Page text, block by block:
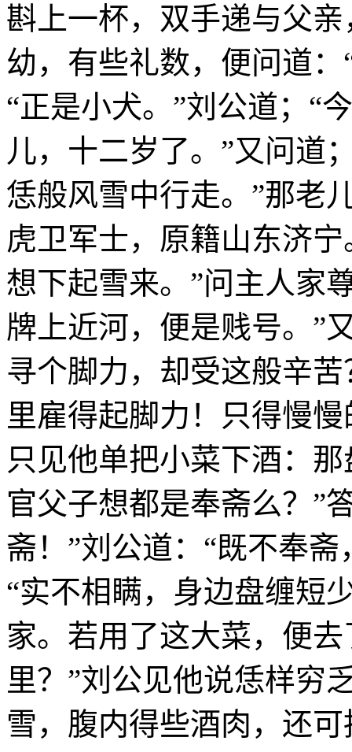
斟上一杯，双手递与父
幼，有些礼数，便问道
“正是小犬。”刘公道；“
儿，十二岁了。”又问道
恁般风雪中行走。”那老
虎卫军士，原籍山东济
想下起雪来。”问主人家
牌上近河，便是贱号。”
寻个脚力，却受这般辛
里雇得起脚力！只得慢
只见他单把小菜下酒：
官父子想都是奉斋么？”
斋！”刘公道：“既不奉
“实不相瞒，身边盘缠短
家。若用了这大菜，便
里？”刘公见他说恁样穷
雪，腹内得些酒肉，还